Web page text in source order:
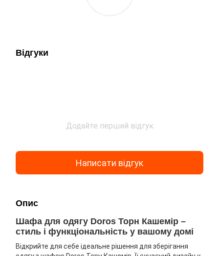
Відгуки
Додайте перший відгук
Написати відгук
Опис
Шафа для одягу Doros Торн Кашемір –
стиль і функціональність у вашому домі
Відкрийте для себе ідеальне рішення для зберігання